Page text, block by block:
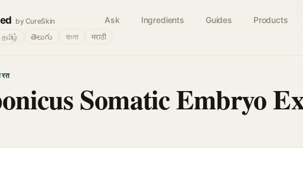
by CureSkin Ask Ingredients Guides Products
தமிழ் తెలుగు বাংলা मराठी
Somatic Embryo